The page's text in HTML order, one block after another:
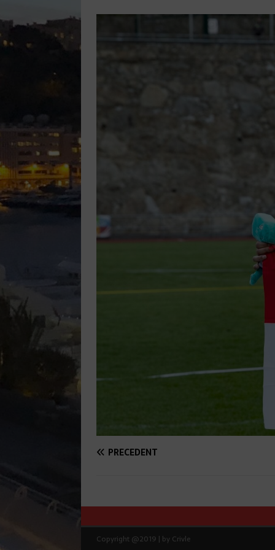
PRÉCÉDENT
Copyright @2019 | by Crivle